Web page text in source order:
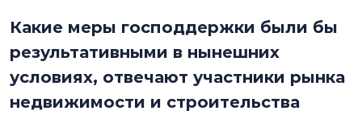
Какие меры господдержки были бы
результативными в нынешних
условиях, отвечают участники рынка
недвижимости и строительства